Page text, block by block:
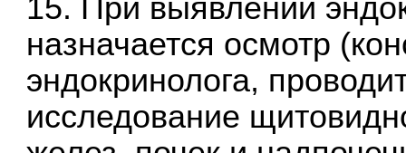
15. При выявлении
назначается осмотр
эндокринолога,
исследование